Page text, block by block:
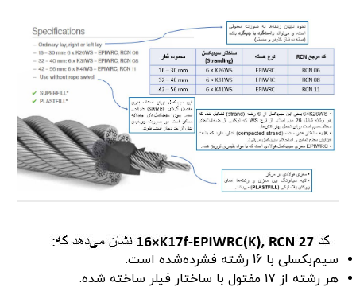
سیم‌بکسلی با 16 رشته فشرده‌شده است.
هر رشته از 17 مفتول با ساختار فیلر ساخته شده.